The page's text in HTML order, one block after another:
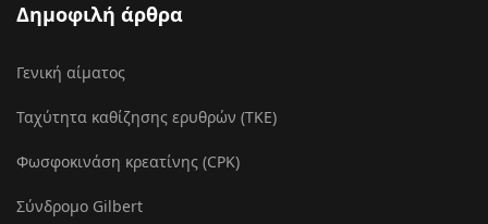
Δημοφιλή άρθρα
Γενική αίματος
Ταχύτητα καθίζησης ερυθρών (ΤΚΕ)
Φωσφοκινάση κρεατίνης (CPK)
Σύνδρομο Gilbert